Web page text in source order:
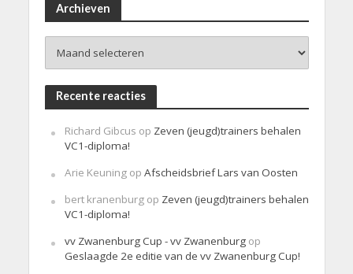
Archieven
Recente reacties
Richard Gibcus op Zeven (jeugd)trainers behalen
VC1-diploma!
Arie Keuningop Afscheidsbrief Lars van Oosten
bert kranenburgop Zeven (jeugd)trainers behalen
VC1-diploma!
vv Zwanenburg Cup - vv Zwanenburgop
Geslaagde 2e editie van de vv Zwanenburg Cup!